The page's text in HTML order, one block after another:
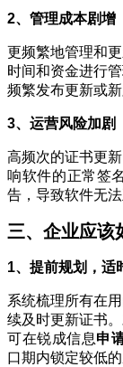
2、管理成本剧增
更频繁地管理和
时间和资金进行
频繁发布更新或新
3、运营风险加剧
高频次的证书更
响软件的正常签
告，导致软件无
三、企业应该
1、提前规划，适
系统梳理所有在
续及时更新证书
可在锐成信息申
口期内锁定较低